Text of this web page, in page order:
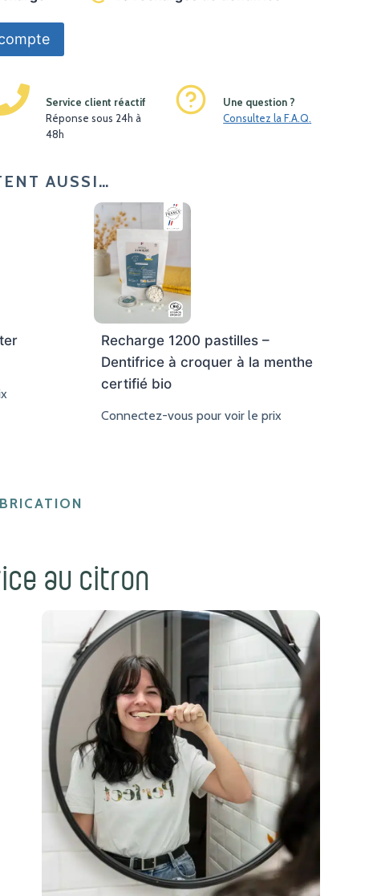
Service client réactif
Réponse sous 24h à
48h
Une question ?
Consultez la F.A.Q.
AUSSI…
Recharge 1200 pastilles –
Dentifrice à croquer à la menthe
certifié bio
Connectez-vous pour voir le prix
au citron